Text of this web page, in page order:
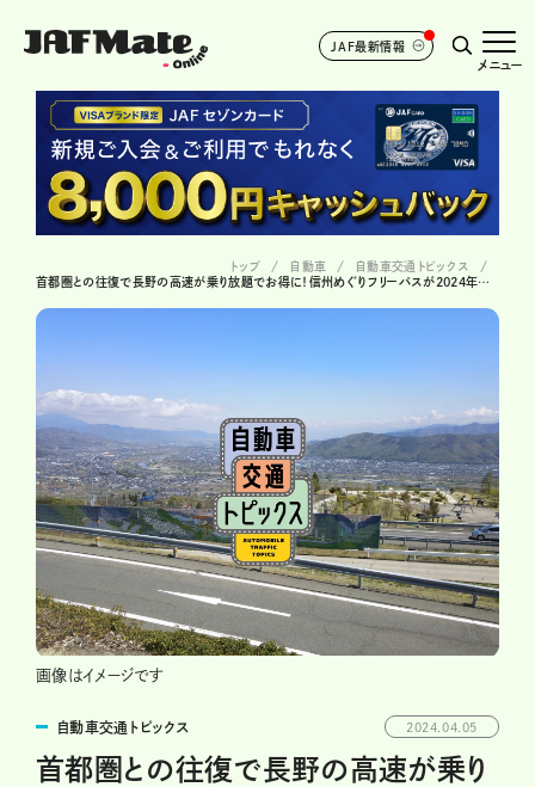
JAF最新情報
メニュー
トップ 自動車
自動車交通トピックス
首都圏との往復で長野の高速が乗り放題でお得に！信州めぐりフリーパスが2024年度も発売開始
画像はイメージです
自動車交通トピックス 2024.04.05
首都圏との往復で長野の高速が乗り